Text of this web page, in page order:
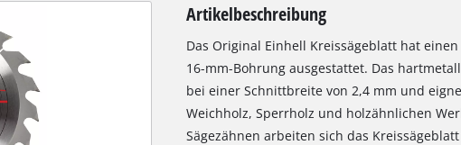
Artikelbeschreibung
Das Original Einhell Kreissägeblatt hat
16-mm-Bohrung ausgestattet. Das
bei einer Schnittbreite von 2,4 mm und
Weichholz, Sperrholz und holzähnlichen
Sägezähnen arbeiten sich das